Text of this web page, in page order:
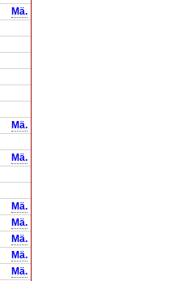
Mä.
Mä.
Mä.
Mä.
Mä.
Mä.
Mä.
Mä.